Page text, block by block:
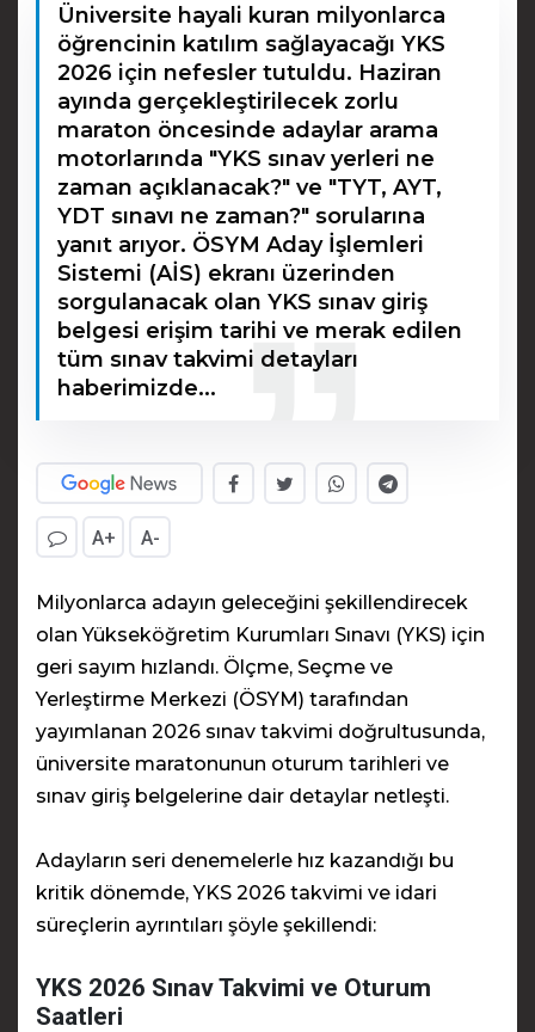
Üniversite hayali kuran milyonlarca
öğrencinin katılım sağlayacağı YKS
2026 için nefesler tutuldu. Haziran
ayında gerçekleştirilecek zorlu
maraton öncesinde adaylar arama
motorlarında "YKS sınav yerleri ne
zaman açıklanacak?" ve "TYT, AYT,
YDT sınavı ne zaman?" sorularına
yanıt arıyor. ÖSYM Aday İşlemleri
Sistemi (AİS) ekranı üzerinden
sorgulanacak olan YKS sınav giriş
belgesi erişim tarihi ve merak edilen
tüm sınav takvimi detayları
haberimizde...
A+ A-
Milyonlarca adayın geleceğini şekillendirecek
olan Yükseköğretim Kurumları Sınavı (YKS) için
geri sayım hızlandı. Ölçme, Seçme ve
Yerleştirme Merkezi (ÖSYM) tarafından
yayımlanan 2026 sınav takvimi doğrultusunda,
üniversite maratonunun oturum tarihleri ve
sınav giriş belgelerine dair detaylar netleşti.
Adayların seri denemelerle hız kazandığı bu
kritik dönemde, YKS 2026 takvimi ve idari
süreçlerin ayrıntıları şöyle şekillendi:
YKS 2026 Sınav Takvimi ve Oturum
Saatleri